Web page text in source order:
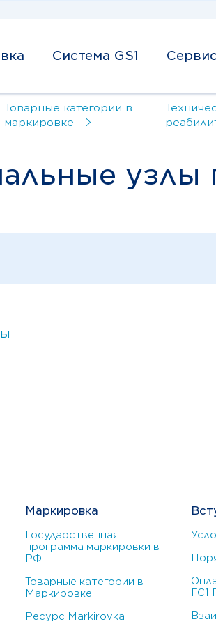
Система GS1
Товарные категории в
маркировке
узлы
Маркировка
Государственная
программа маркировки в
РФ
Товарные категории в
Маркировке
Ресурс Markirovka
ГС1